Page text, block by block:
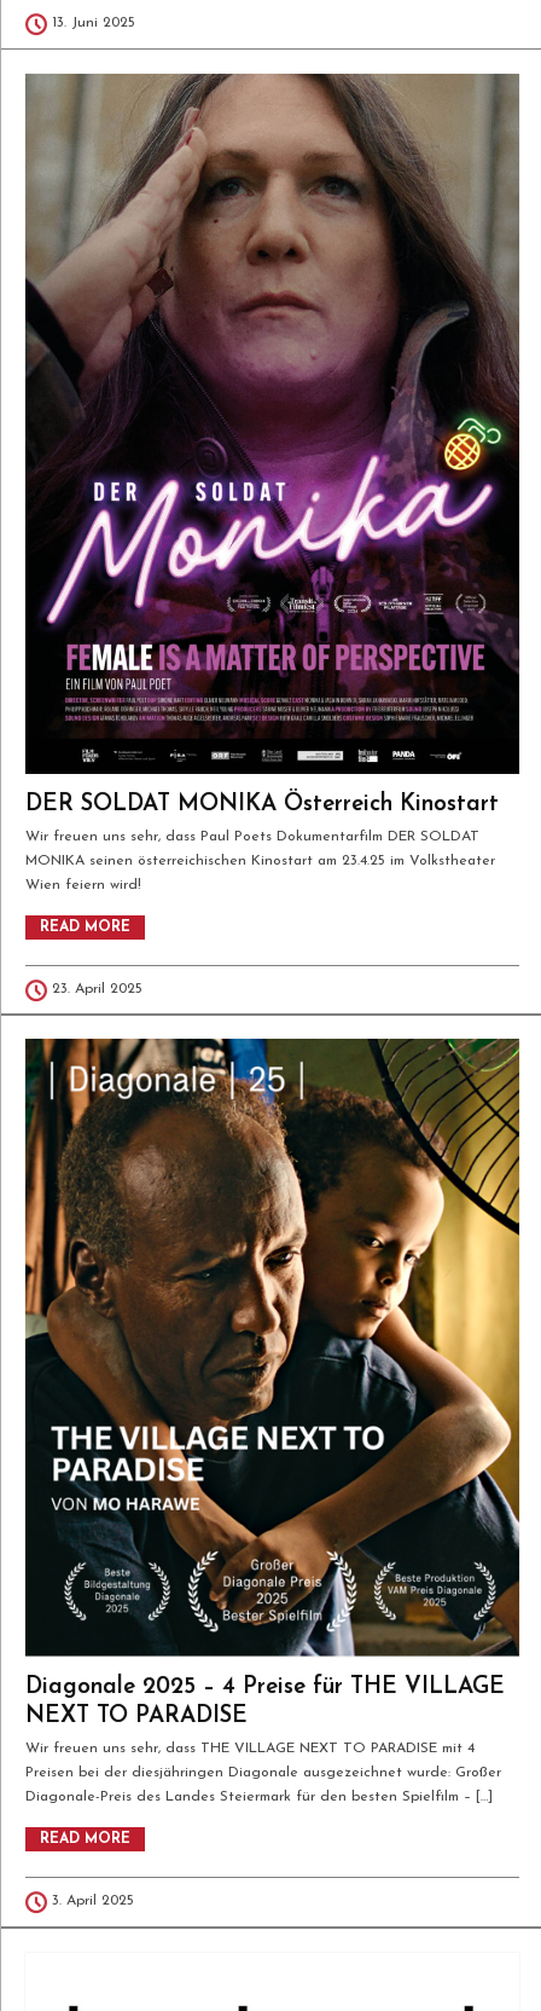
13. Juni 2025
DER SOLDAT MONIKA Österreich Kinostart
Wir freuen uns sehr, dass Paul Poets Dokumentarfilm DER SOLDAT
MONIKA seinen österreichischen Kinostart am 23.4.25 im Volkstheater
Wien feiern wird!
READ MORE
23. April 2025
Diagonale 2025 – 4 Preise für THE VILLAGE
NEXT TO PARADISE
Wir freuen uns sehr, dass THE VILLAGE NEXT TO PARADISE mit 4
Preisen bei der diesjähringen Diagonale ausgezeichnet wurde: Großer
Diagonale-Preis des Landes Steiermark für den besten Spielfilm – […]
READ MORE
3. April 2025